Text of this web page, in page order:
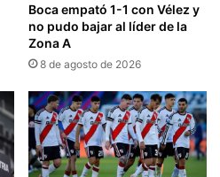
Boca empató 1-1 con Vélez y
no pudo bajar al líder de la
Zona A
8 de agosto de 2026